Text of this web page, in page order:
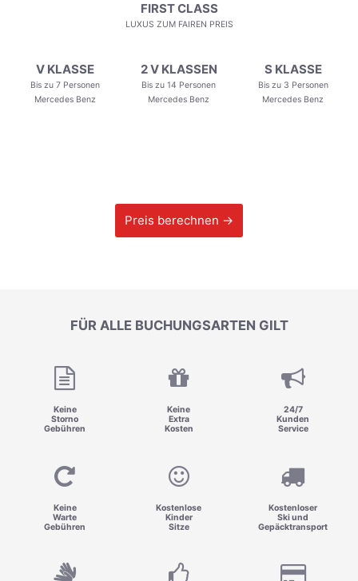
FIRST CLASS
LUXUS ZUM FAIREN PREIS
V KLASSE
Bis zu 7 Personen
Mercedes Benz
2 V KLASSEN
Bis zu 14 Personen
Mercedes Benz
S KLASSE
Bis zu 3 Personen
Mercedes Benz
Preis berechnen →
FÜR ALLE BUCHUNGSARTEN GILT
Keine
Storno
Gebühren
Keine
Extra
Kosten
24/7
Kunden
Service
Keine
Warte
Gebühren
Kostenlose
Kinder
Sitze
Kostenloser
Ski und
Gepäcktransport